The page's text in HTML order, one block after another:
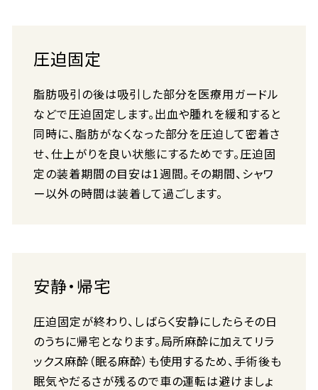
圧迫固定
脂肪吸引の後は吸引した部分を医療用ガードル
などで圧迫固定します。出血や腫れを緩和すると
同時に、脂肪がなくなった部分を圧迫して密着さ
せ、仕上がりを良い状態にするためです。圧迫固
定の装着期間の目安は1週間。その期間、シャワ
ー以外の時間は装着して過ごします。
安静・帰宅
圧迫固定が終わり、しばらく安静にしたらその日
のうちに帰宅となります。局所麻酔に加えてリラ
ックス麻酔（眠る麻酔）も使用するため、手術後も
眠気やだるさが残るので車の運転は避けましょ